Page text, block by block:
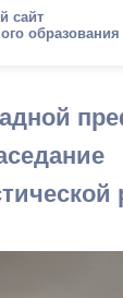
сайт
образования